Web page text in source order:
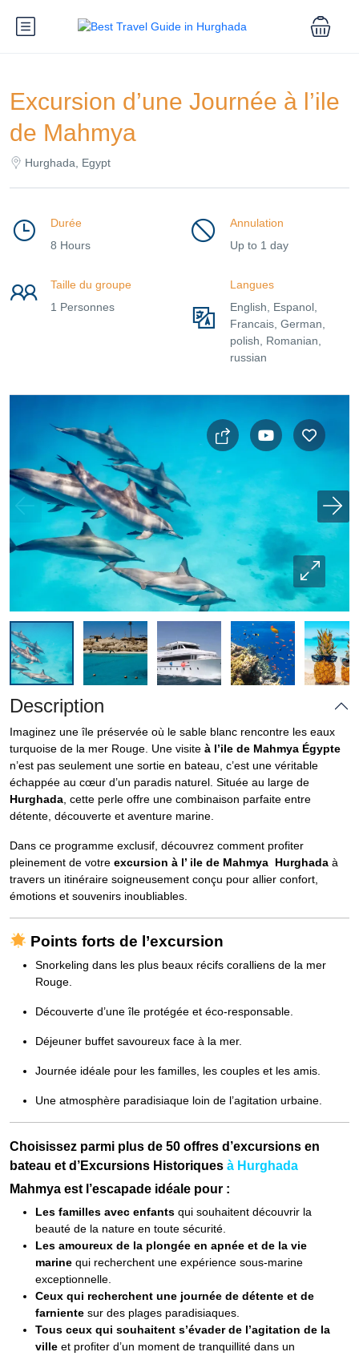
Excursion d’une Journée à l’ile
de Mahmya
Hurghada, Egypt
Durée
8 Hours
Annulation
Up to 1 day
Taille du groupe
1 Personnes
Langues
English, Espanol,
Francais, German,
polish, Romanian,
russian
Description
Imaginez une île préservée où le sable blanc rencontre les eaux
turquoise de la mer Rouge. Une visite à l’ile de Mahmya Égypte
n’est pas seulement une sortie en bateau, c’est une véritable
échappée au cœur d’un paradis naturel. Située au large de
Hurghada , cette perle offre une combinaison parfaite entre
détente, découverte et aventure marine.
Dans ce programme exclusif, découvrez comment profiter
pleinement de votre excursion à l’ ile de Mahmya Hurghada à
travers un itinéraire soigneusement conçu pour allier confort,
émotions et souvenirs inoubliables.
Points forts de l’excursion
Snorkeling dans les plus beaux récifs coralliens de la mer
Rouge.
Découverte d’une île protégée et éco-responsable.
Déjeuner buffet savoureux face à la mer.
Journée idéale pour les familles, les couples et les amis.
Une atmosphère paradisiaque loin de l’agitation urbaine.
Choisissez parmi plus de 50 offres d’excursions en
bateau et d’Excursions Historiques à Hurghada
Mahmya est l’escapade idéale pour :
Les familles avec enfants qui souhaitent découvrir la
beauté de la nature en toute sécurité.
Les amoureux de la plongée en apnée et de la vie
marine qui recherchent une expérience sous-marine
exceptionnelle.
Ceux qui recherchent une journée de détente et de
farniente sur des plages paradisiaques.
Tous ceux qui souhaitent s’évader de l’agitation de la
ville et profiter d’un moment de tranquillité dans un